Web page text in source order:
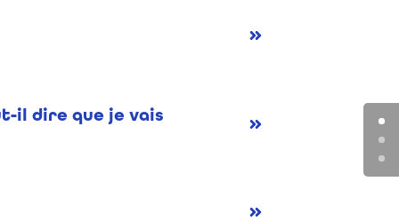
il dire que je vais